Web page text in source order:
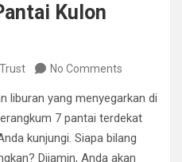
Kulon
No Comments
liburan yang menyegarkan di
7 pantai terdekat
kunjungi. Siapa bilang
Dijamin, Anda akan